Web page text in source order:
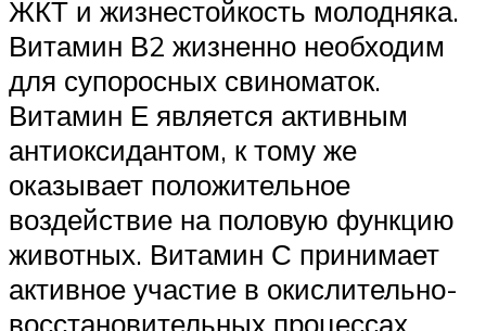
ЖКТ и жизнестойкость молодняка.
Витамин В2 жизненно необходим
для супоросных свиноматок.
Витамин Е является активным
антиоксидантом, к тому же
оказывает положительное
воздействие на половую функцию
животных. Витамин С принимает
активное участие в окислительно-
восстановительных процессах